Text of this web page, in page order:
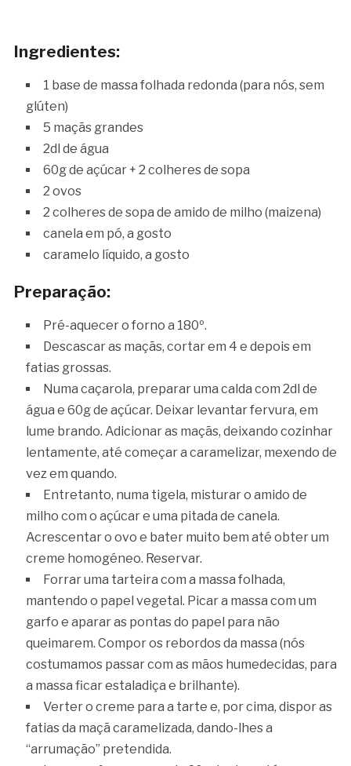
Ingredientes:
1 base de massa folhada redonda (para nós, sem
glúten)
5 maçãs grandes
2dl de água
60g de açúcar + 2 colheres de sopa
2 ovos
2 colheres de sopa de amido de milho (maizena)
canela em pó, a gosto
caramelo líquido, a gosto
Preparação:
Pré-aquecer o forno a 180º.
Descascar as maçãs, cortar em 4 e depois em
fatias grossas.
Numa caçarola, preparar uma calda com 2dl de
água e 60g de açúcar. Deixar levantar fervura, em
lume brando. Adicionar as maçãs, deixando cozinhar
lentamente, até começar a caramelizar, mexendo de
vez em quando.
Entretanto, numa tigela, misturar o amido de
milho com o açúcar e uma pitada de canela.
Acrescentar o ovo e bater muito bem até obter um
creme homogéneo. Reservar.
Forrar uma tarteira com a massa folhada,
mantendo o papel vegetal. Picar a massa com um
garfo e aparar as pontas do papel para não
queimarem. Compor os rebordos da massa (nós
costumamos passar com as mãos humedecidas, para
a massa ficar estaladiça e brilhante).
Verter o creme para a tarte e, por cima, dispor as
fatias da maçã caramelizada, dando-lhes a
“arrumação” pretendida.